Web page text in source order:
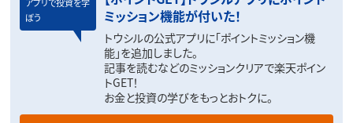
アプリで投資を学
ぼう
ミッション機能が付いた！
トウシルの公式アプリに「ポイントミッション機
能」を追加しました。
記事を読むなどのミッションクリアで楽天ポイン
トGET！
お金と投資の学びをもっとおトクに。